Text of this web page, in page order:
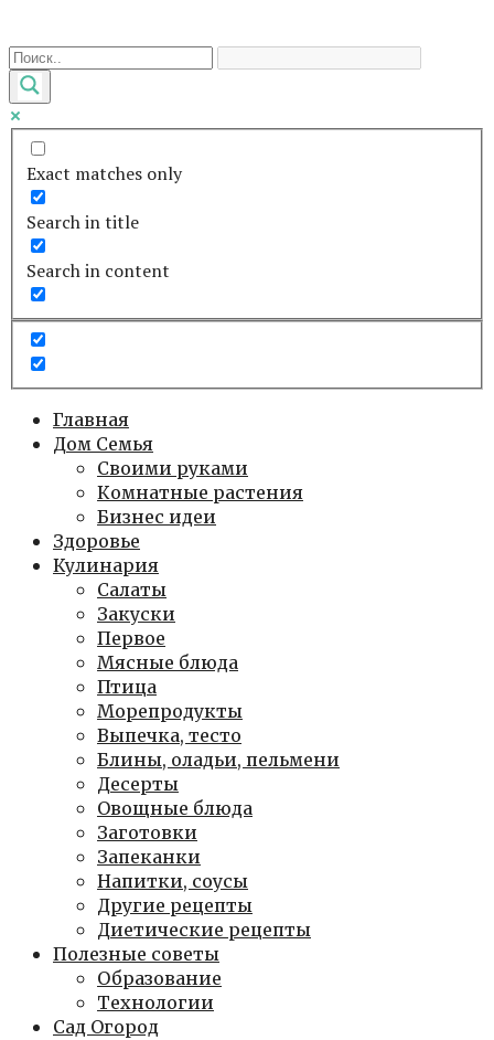
к
контенту
Exact matches only
Search in title
Search in content
Главная
Дом Семья
Своими руками
Комнатные растения
Бизнес идеи
Здоровье
Кулинария
Салаты
Закуски
Первое
Мясные блюда
Птица
Морепродукты
Выпечка, тесто
Блины, оладьи, пельмени
Десерты
Овощные блюда
Заготовки
Запеканки
Напитки, соусы
Другие рецепты
Диетические рецепты
Полезные советы
Образование
Технологии
Сад Огород